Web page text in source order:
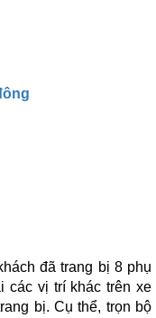
đã trang bị 8 phụ
các vị trí khác trên xe
bị. Cụ thể, trọn bộ